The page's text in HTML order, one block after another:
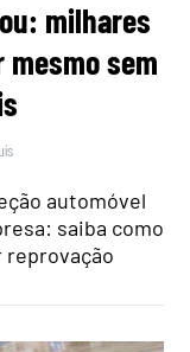
milhares
sem
automóvel
saiba como